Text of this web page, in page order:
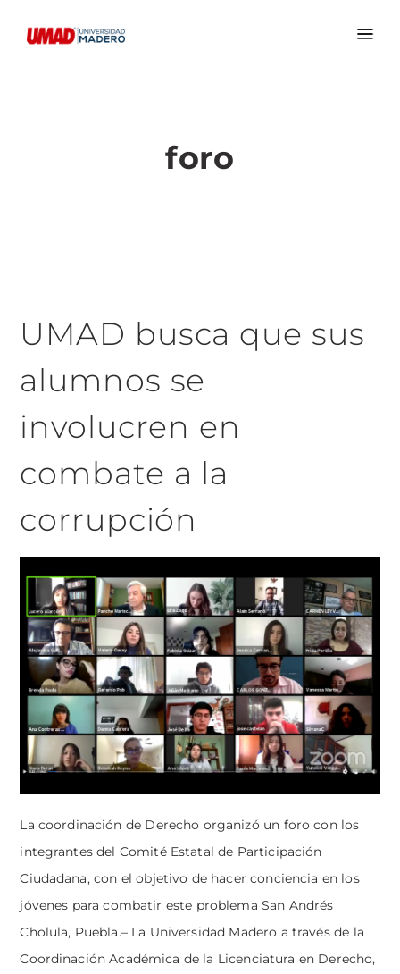
foro
UMAD busca que sus
alumnos se
involucren en
combate a la
corrupción
La coordinación de Derecho organizó un foro con los
integrantes del Comité Estatal de Participación
Ciudadana, con el objetivo de hacer conciencia en los
jóvenes para combatir este problema San Andrés
Cholula, Puebla.– La Universidad Madero a través de la
Coordinación Académica de la Licenciatura en Derecho,